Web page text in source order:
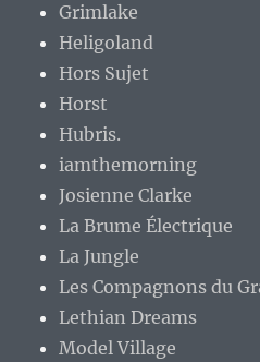
Grimlake
Heligoland
Hors Sujet
Horst
Hubris.
iamthemorning
Josienne Clarke
La Brume Électrique
La Jungle
Les Compagnons du
Lethian Dreams
Model Village